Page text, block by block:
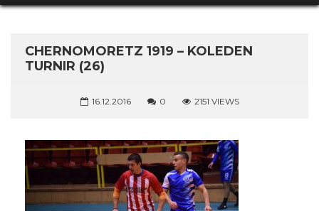
CHERNOMORETZ 1919 – KOLEDEN
TURNIR (26)
16.12.2016 0 2151 VIEWS